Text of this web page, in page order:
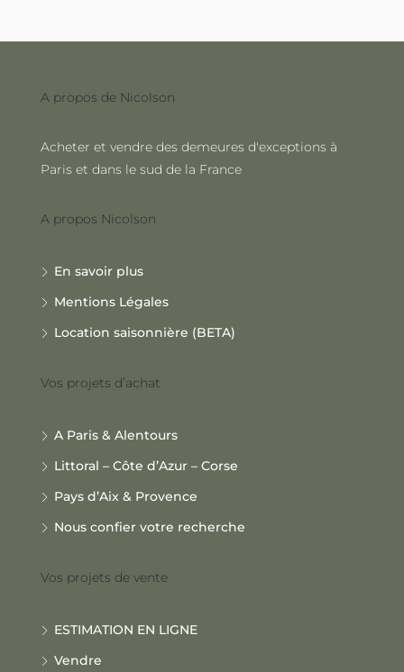
A propos de Nicolson
Acheter et vendre des demeures d'exceptions à
Paris et dans le sud de la France
A propos Nicolson
En savoir plus
Mentions Légales
Location saisonnière (BETA)
Vos projets d’achat
A Paris & Alentours
Littoral – Côte d’Azur – Corse
Pays d’Aix & Provence
Nous confier votre recherche
Vos projets de vente
ESTIMATION EN LIGNE
Vendre